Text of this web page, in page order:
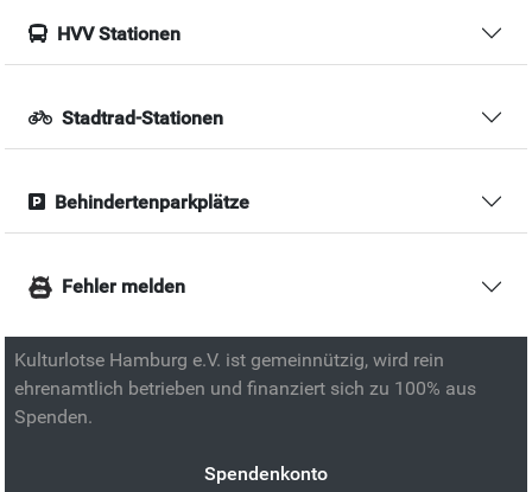
HVV Stationen
Stadtrad-Stationen
Behindertenparkplätze
Fehler melden
Kulturlotse Hamburg e.V. ist gemeinnützig, wird rein
ehrenamtlich betrieben und finanziert sich zu 100% aus
Spenden.
Spendenkonto